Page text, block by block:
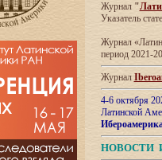
Журнал"
Указатель
Журнал
период 2021-
Журнал
4-6 октября
Латинской
НОВОСТИ